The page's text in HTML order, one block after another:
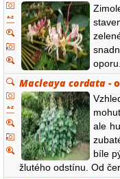
Macleaya cordata -
ale
bíle
žlutého odstínu. Od